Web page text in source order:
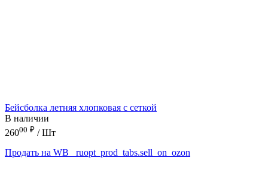
Бейсболка летняя хлопковая с сеткой
В наличии
26000 ₽ / Шт
Продать на WB
_ruopt_prod_tabs.sell_on_ozon